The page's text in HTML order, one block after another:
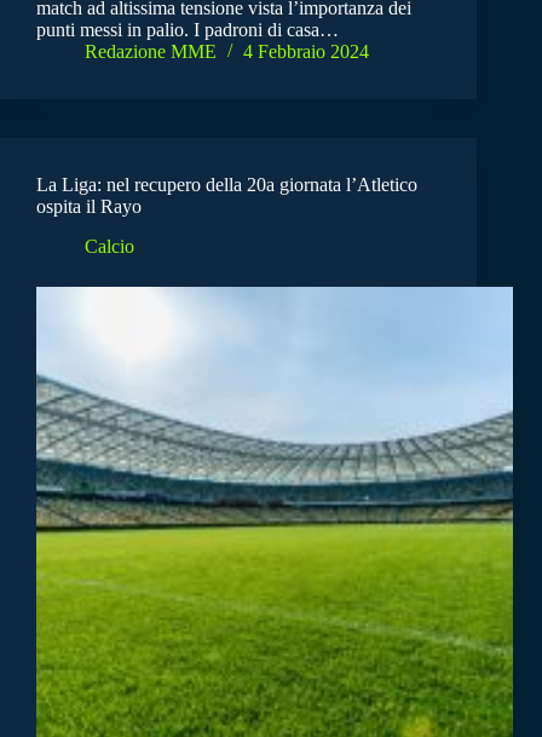
match ad altissima tensione vista l’importanza dei
punti messi in palio. I padroni di casa…
Redazione MME
4 Febbraio 2024
La Liga: nel recupero della 20a giornata l’Atletico
ospita il Rayo
Calcio